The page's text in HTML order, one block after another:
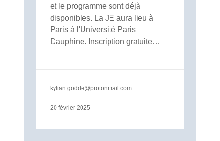
et le programme sont déjà
disponibles. La JE aura lieu à
Paris à l'Université Paris
Dauphine. Inscription gratuite…
kylian.godde@protonmail.com
20 février 2025